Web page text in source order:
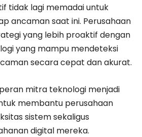
tidak lagi memadai untuk
ancaman saat ini. Perusahaan
yang lebih proaktif dengan
yang mampu mendeteksi
secara cepat dan akurat.
mitra teknologi menjadi
membantu perusahaan
sistem sekaligus
digital mereka.